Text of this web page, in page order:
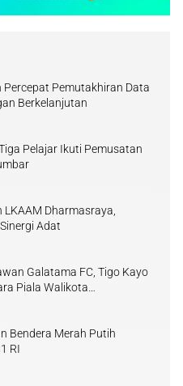
Percepat Pemutakhiran Data
Berkelanjutan
Pelajar Ikuti Pemusatan
Dharmasraya,
Adat
Galatama FC, Tigo Kayo
Piala Walikota
Bendera Merah Putih
RI